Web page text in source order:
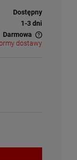
Dostępny
1-3 dni
Darmowa
dostawy